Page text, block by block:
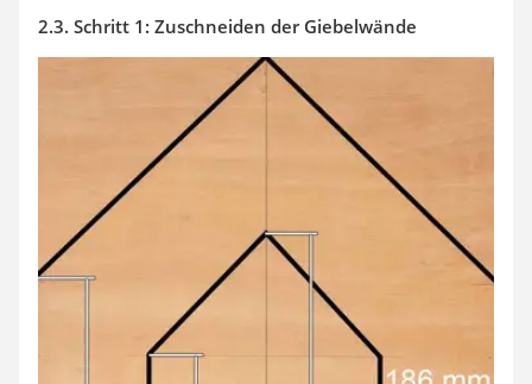
2.3. Schritt 1: Zuschneiden der Giebelwände